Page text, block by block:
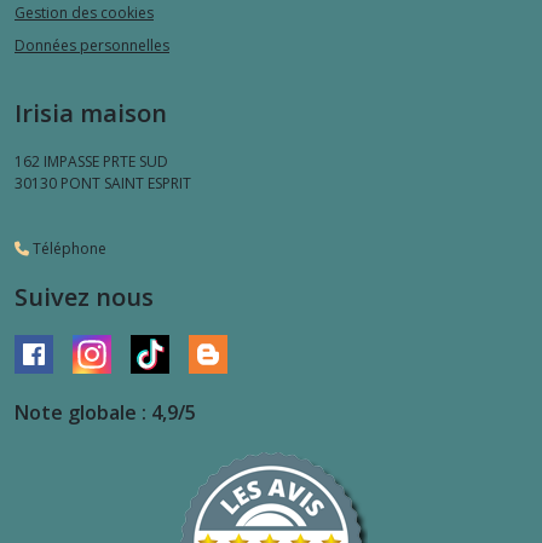
Gestion des cookies
Données personnelles
Irisia maison
162 IMPASSE PRTE SUD
30130 PONT SAINT ESPRIT
Téléphone
Suivez nous
Note globale : 4,9/5